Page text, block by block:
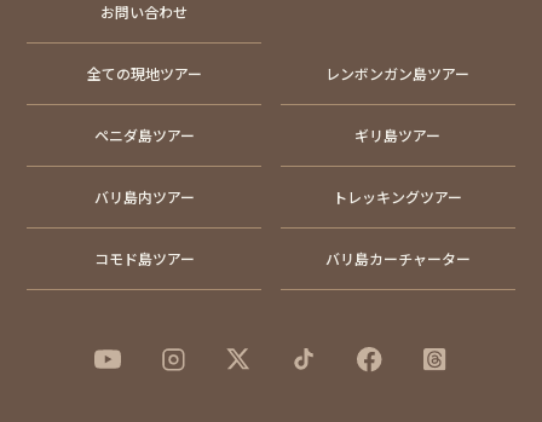
お問い合わせ
全ての現地ツアー レンボンガン島ツアー
ペニダ島ツアー ギリ島ツアー
バリ島内ツアー トレッキングツアー
コモド島ツアー バリ島カーチャーター